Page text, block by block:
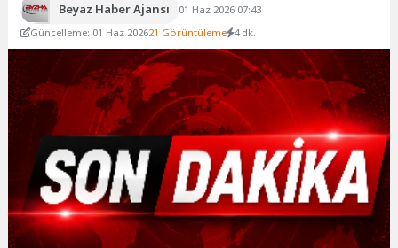
Beyaz Haber Ajansı
01 Haz 2026 07:43
Güncelleme: 01 Haz 202621 Görüntüleme 4 dk.